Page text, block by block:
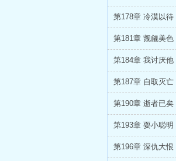
第178章 冷漠以待
第181章 觊觎美色
第184章 我讨厌他
第187章 自取灭亡
第190章 逝者已矣
第193章 耍小聪明
第196章 深仇大恨